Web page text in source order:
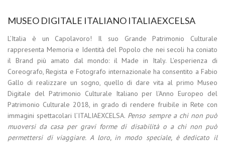
MUSEO DIGITALE ITALIANO ITALIAEXCELSA
L’Italia è un Capolavoro! Il suo Grande Patrimonio Culturale
rappresenta Memoria e Identità del Popolo che nei secoli ha coniato
il Brand più amato dal mondo: il Made in Italy. L'esperienza di
Coreografo, Regista e Fotografo internazionale ha consentito a Fabio
Gallo di realizzare un sogno, quello di dare vita al primo Museo
Digitale del Patrimonio Culturale Italiano per l'Anno Europeo del
Patrimonio Culturale 2018, in grado di rendere fruibile in Rete con
immagini spettacolari l’ITALIAEXCELSA. Penso sempre a chi non può
muoversi da casa per gravi forme di disabilità o a chi non può
permettersi di viaggiare. A loro, in modo speciale, è dedicato il